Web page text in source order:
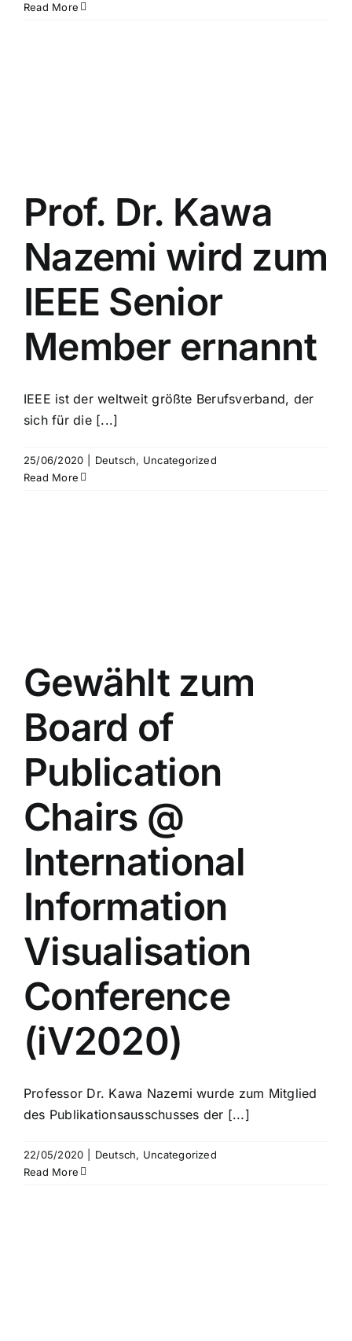
Read More
Prof. Dr. Kawa
Nazemi wird zum
IEEE Senior
Member ernannt
IEEE ist der weltweit größte Berufsverband, der
sich für die [...]
25/06/2020 Deutsch, Uncategorized
Read More
Gewählt zum
Board of
Publication
Chairs @
International
Information
Visualisation
Conference
(iV2020)
Professor Dr. Kawa Nazemi wurde zum Mitglied
des Publikationsausschusses der [...]
22/05/2020 Deutsch, Uncategorized
Read More